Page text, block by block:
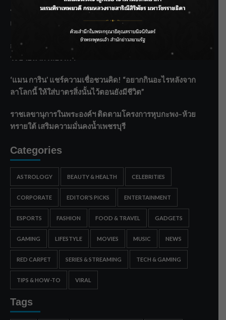
ฟาดลุคใหม่! “แบม พิชญานิน” แดนซ์สับทุกจังหวะ ชวนแฟนๆ
แกะท่า #นอกจอนอกใจ
กรมชลฯ รับฟังประชาชน ติดตามแก้ปัญหาโครงการประตู
ระบายน้ำศรีสองรักฯ
‘แมน การิน’ แชร์ความเชื่อชวนคิด! “อยากกินอะไรหลังจาก
ลาโลกนี้ ให้ใส่บาตรสิ่งนั้นไว้ตอนยังมีชีวิต”
ราชเลขานุการในพระองค์ฯ ติดตามโครงการหุบกะพง–ห้วย
ทรายใต้ เสริมความมั่นคงน้ำเพชรบุรี
Categories
ASTROLOGY BEAUTY & HEALTH CELEBRITIES
CORPORATE EDITOR'S PICKS ENTERTAINMENT
ESPORTS FASHION FOOD & TRAVEL GADGETS
GAMING LIFESTYLE MOVIES MUSIC NEWS
RED CARPET SERIES & STREAMING TECH & GAMING
TIPS & HOW-TO VIRAL
Tags